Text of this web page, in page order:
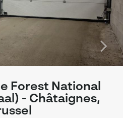
Forest National
- Châtaignes,